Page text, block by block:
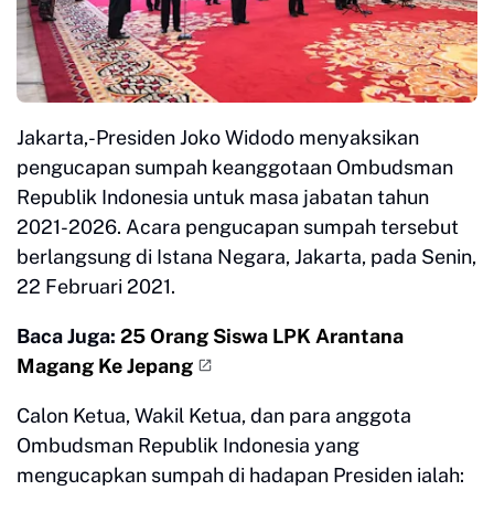
Jakarta,-Presiden Joko Widodo menyaksikan
pengucapan sumpah keanggotaan Ombudsman
Republik Indonesia untuk masa jabatan tahun
2021-2026. Acara pengucapan sumpah tersebut
berlangsung di Istana Negara, Jakarta, pada Senin,
22 Februari 2021.
Baca Juga: 25 Orang Siswa LPK Arantana
Magang Ke Jepang
Calon Ketua, Wakil Ketua, dan para anggota
Ombudsman Republik Indonesia yang
mengucapkan sumpah di hadapan Presiden ialah: